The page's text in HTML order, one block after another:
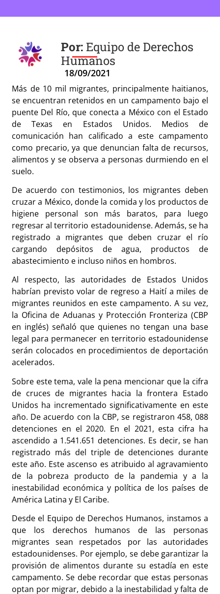
Equipo de Derechos
Humanos
Más de 10 mil migrantes, principalmente haitianos,
se encuentran retenidos en un campamento bajo el
puente Del Río, que conecta a México con el Estado
de Texas en Estados Unidos. Medios de
comunicación han calificado a este campamento
como precario, ya que denuncian falta de recursos,
alimentos y se observa a personas durmiendo en el
suelo.
De acuerdo con testimonios, los migrantes deben
cruzar a México, donde la comida y los productos de
higiene personal son más baratos, para luego
regresar al territorio estadounidense. Además, se ha
registrado a migrantes que deben cruzar el río
cargando depósitos de agua, productos de
abastecimiento e incluso niños en hombros.
Al respecto, las autoridades de Estados Unidos
habrían previsto volar de regreso a Haití a miles de
migrantes reunidos en este campamento. A su vez,
la Oficina de Aduanas y Protección Fronteriza (CBP
en inglés) señaló que quienes no tengan una base
legal para permanecer en territorio estadounidense
serán colocados en procedimientos de deportación
acelerados.
Sobre este tema, vale la pena mencionar que la cifra
de cruces de migrantes hacia la frontera Estado
Unidos ha incrementado significativamente en este
año. De acuerdo con la CBP, se registraron 458, 088
detenciones en el 2020. En el 2021, esta cifra ha
ascendido a 1.541.651 detenciones. Es decir, se han
registrado más del triple de detenciones durante
este año. Este ascenso es atribuido al agravamiento
de la pobreza producto de la pandemia y a la
inestabilidad económica y política de los países de
América Latina y El Caribe.
Desde el Equipo de Derechos Humanos, instamos a
que los derechos humanos de las personas
migrantes sean respetados por las autoridades
estadounidenses. Por ejemplo, se debe garantizar la
provisión de alimentos durante su estadía en este
campamento. Se debe recordar que estas personas
optan por migrar, debido a la inestabilidad y falta de
18/09/2021